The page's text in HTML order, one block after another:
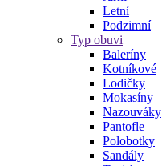
Letní
Podzimní
Typ obuvi
Baleríny
Kotníkové
Lodičky
Mokasíny
Nazouváky
Pantofle
Polobotky
Sandály